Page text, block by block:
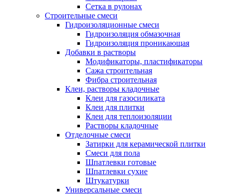
Сетка в рулонах
Строительные смеси
Гидроизоляционные смеси
Гидроизоляция обмазочная
Гидроизоляция проникающая
Добавки в растворы
Модификаторы, пластификаторы
Сажа строительная
Фибра строительная
Клеи, растворы кладочные
Клеи для газосиликата
Клеи для плитки
Клеи для теплоизоляции
Растворы кладочные
Отделочные смеси
Затирки для керамической плитки
Смеси для пола
Шпатлевки готовые
Шпатлевки сухие
Штукатурки
Универсальные смеси